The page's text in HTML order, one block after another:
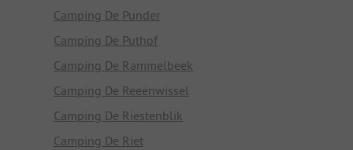
Camping De Punder
Camping De Puthof
Camping De Rammelbeek
Camping De Reeënwissel
Camping De Riestenblik
Camping De Riet